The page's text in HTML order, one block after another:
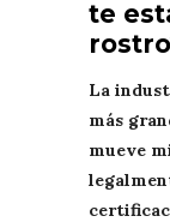
te
La
más
mueve